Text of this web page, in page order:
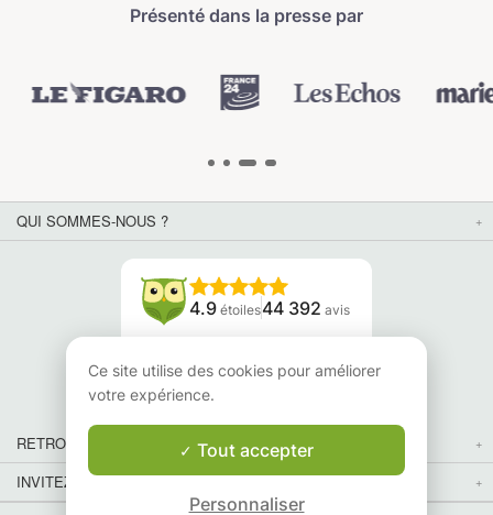
Présenté dans la presse par
QUI SOMMES-NOUS ?
4.9 étoiles44 392 avis
Lisez nos avis
RETROUVEZ-NOUS
INVITEZ VOS AMIS
Ce site utilise des cookies pour améliorer
votre expérience.
Tout accepter
Personnaliser